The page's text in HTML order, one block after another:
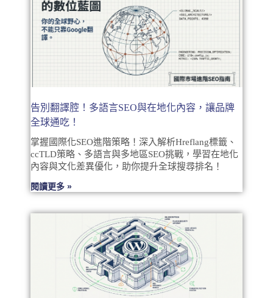
告別翻譯腔！多語言SEO與在地化內容，讓品牌
全球通吃！
掌握國際化SEO進階策略！深入解析Hreflang標籤、
ccTLD策略、多語言與多地區SEO挑戰，學習在地化
內容與文化差異優化，助你提升全球搜尋排名！
閱讀更多 »